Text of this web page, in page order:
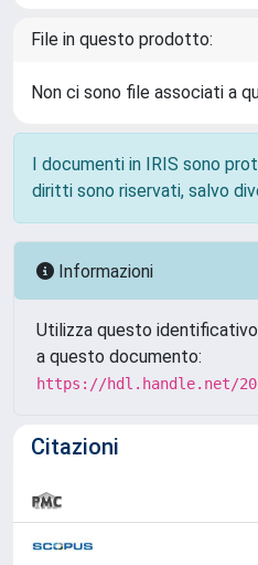
File in questo prodotto:
Non ci sono file associati a
I documenti in IRIS sono
diritti sono riservati, salvo
Informazioni
Utilizza questo
a questo documento:
https://hdl.handle.net/
Citazioni